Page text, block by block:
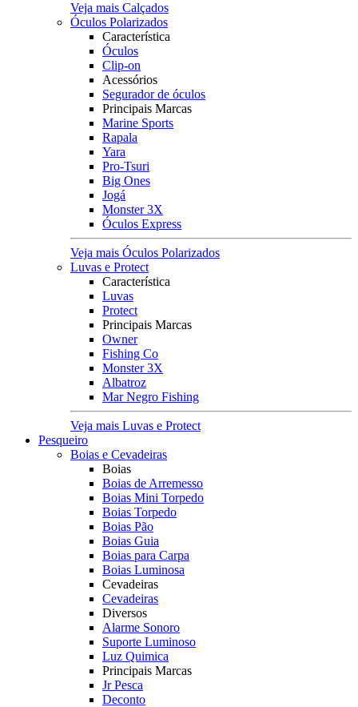
Veja mais Calçados
Óculos Polarizados
Característica
Óculos
Clip-on
Acessórios
Segurador de óculos
Principais Marcas
Marine Sports
Rapala
Yara
Pro-Tsuri
Big Ones
Jogá
Monster 3X
Óculos Express
Veja mais Óculos Polarizados
Luvas e Protect
Característica
Luvas
Protect
Principais Marcas
Owner
Fishing Co
Monster 3X
Albatroz
Mar Negro Fishing
Veja mais Luvas e Protect
Pesqueiro
Boias e Cevadeiras
Boias
Boias de Arremesso
Boias Mini Torpedo
Boias Torpedo
Boias Pão
Boias Guia
Boias para Carpa
Boias Luminosa
Cevadeiras
Cevadeiras
Diversos
Alarme Sonoro
Suporte Luminoso
Luz Quimica
Principais Marcas
Jr Pesca
Deconto